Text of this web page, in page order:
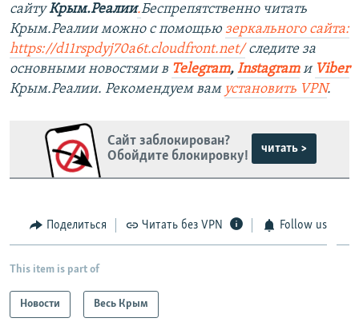
сайтуКрым.Реалии.Беспрепятственно читать
Крым.Реалии можно с помощью зеркального сайта:
https://d11rspdyj70a6t.cloudfront.net/следите за
основными новостями в Telegram, Instagramи Viber
Крым.Реалии. Рекомендуем вам установить VPN.
Сайт заблокирован?
Обойдите блокировку!
читать >
Поделиться Читать без VPN Follow us
This item is part of
Новости Весь Крым